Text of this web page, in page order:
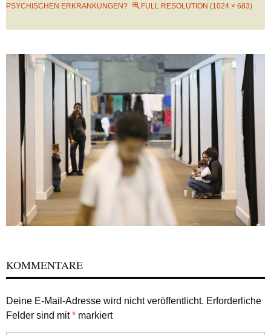
PSYCHISCHEN ERKRANKUNGEN?
FULL RESOLUTION (1024 × 683)
KOMMENTARE
Deine E-Mail-Adresse wird nicht veröffentlicht. Erforderliche
Felder sind mit* markiert